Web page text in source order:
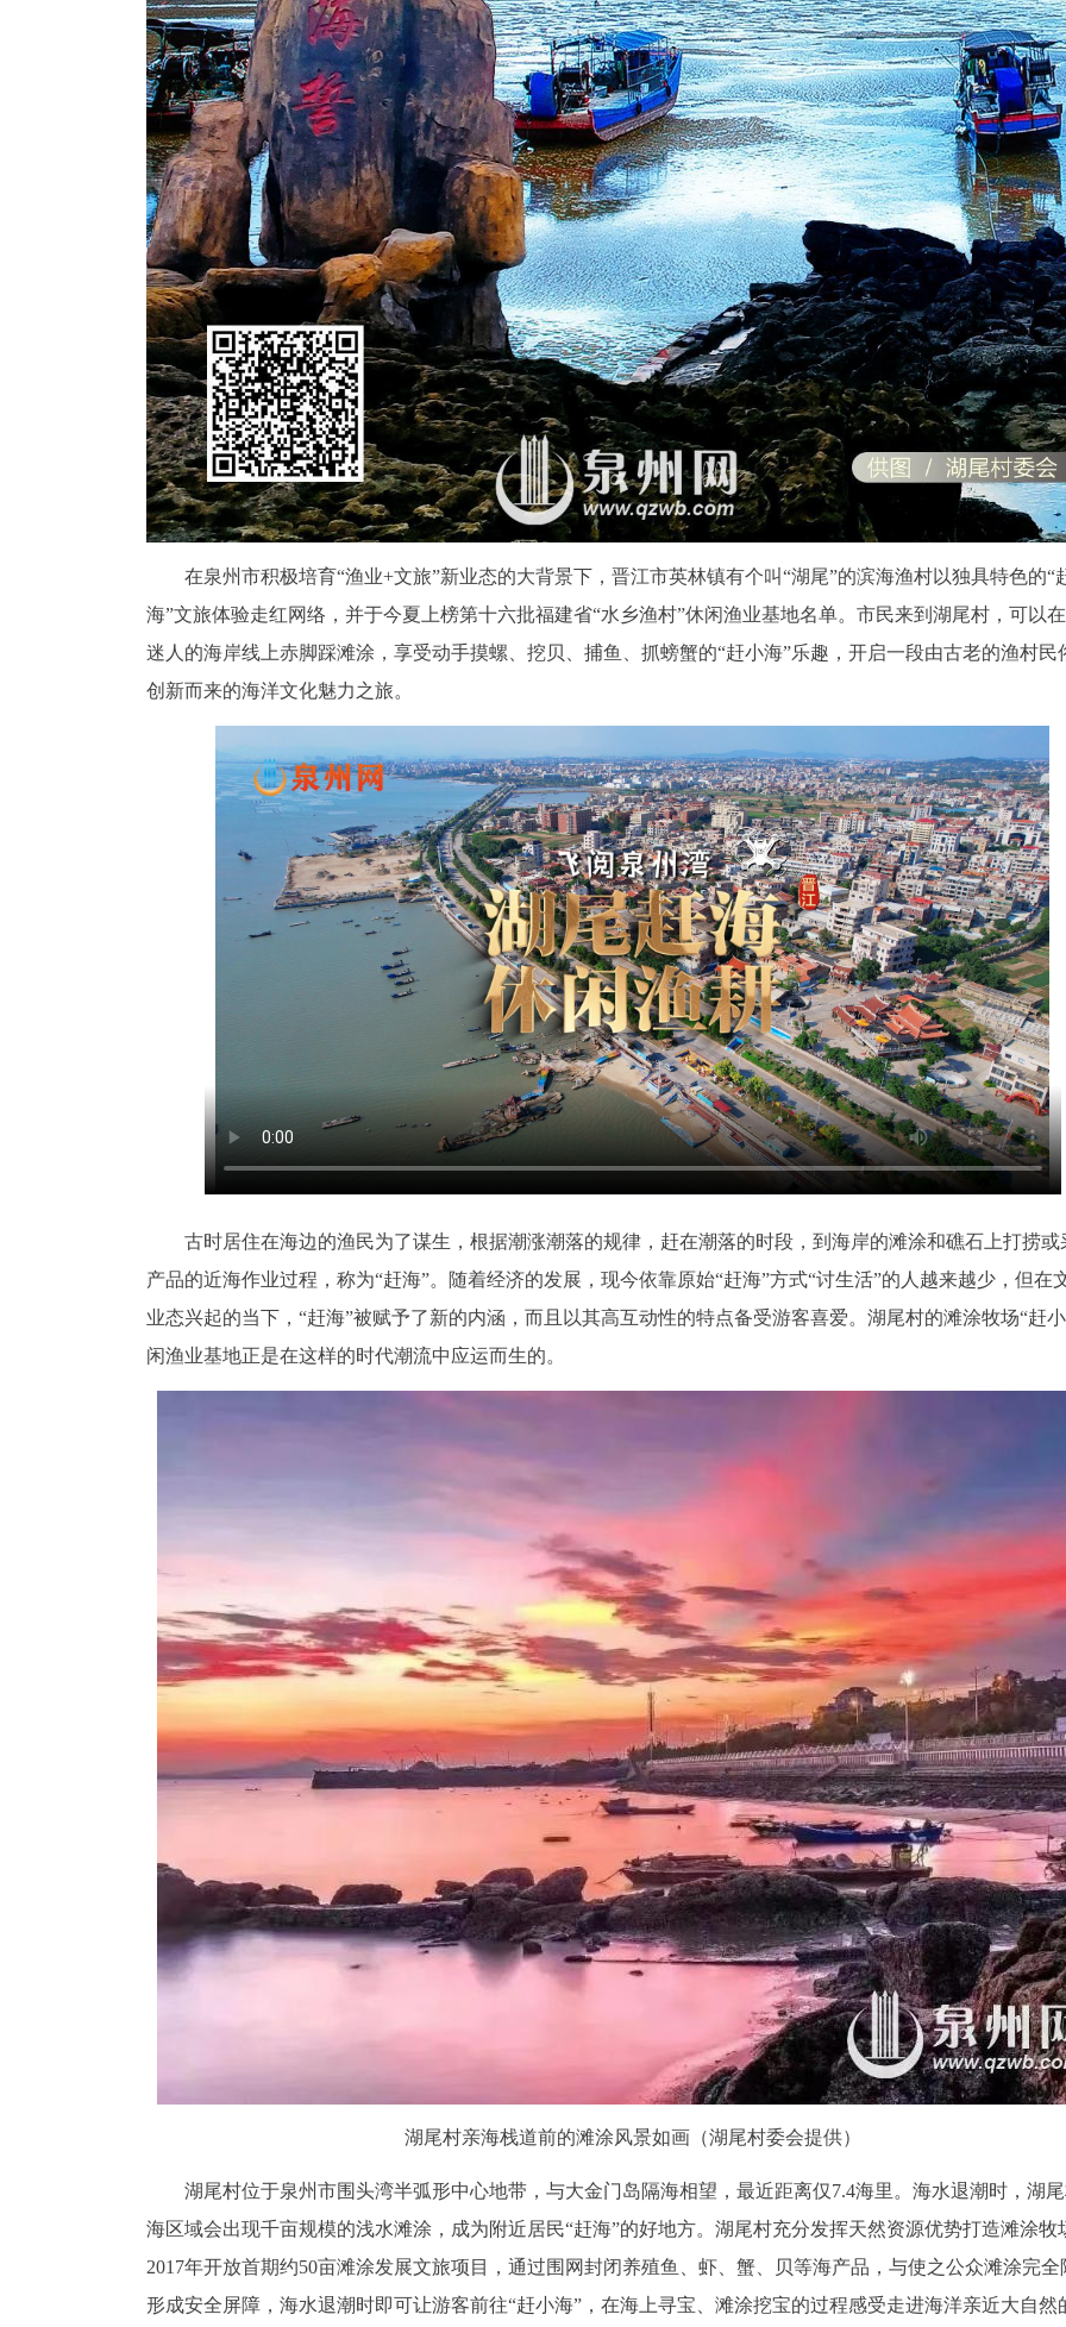
在泉州市积极培育“渔业+文旅”新业态的大背景下，晋江市英林镇有个叫“湖尾”的滨海渔村以独具特色的“
海”文旅体验走红网络，并于今夏上榜第十六批福建省“水乡渔村”休闲渔业基地名单。市民来到湖尾村，可以
迷人的海岸线上赤脚踩滩涂，享受动手摸螺、挖贝、捕鱼、抓螃蟹的“赶小海”乐趣，开启一段由古老的渔村民
创新而来的海洋文化魅力之旅。
古时居住在海边的渔民为了谋生，根据潮涨潮落的规律，赶在潮落的时段，到海岸的滩涂和礁石上打捞或
产品的近海作业过程，称为“赶海”。随着经济的发展，现今依靠原始“赶海”方式“讨生活”的人越来越少，但在
业态兴起的当下，“赶海”被赋予了新的内涵，而且以其高互动性的特点备受游客喜爱。湖尾村的滩涂牧场“赶
闲渔业基地正是在这样的时代潮流中应运而生的。
湖尾村亲海栈道前的滩涂风景如画（湖尾村委会提供）
湖尾村位于泉州市围头湾半弧形中心地带，与大金门岛隔海相望，最近距离仅7.4海里。海水退潮时，湖
海区域会出现千亩规模的浅水滩涂，成为附近居民“赶海”的好地方。湖尾村充分发挥天然资源优势打造滩涂牧
2017年开放首期约50亩滩涂发展文旅项目，通过围网封闭养殖鱼、虾、蟹、贝等海产品，与使之公众滩涂完全
形成安全屏障，海水退潮时即可让游客前往“赶小海”，在海上寻宝、滩涂挖宝的过程感受走进海洋亲近大自然